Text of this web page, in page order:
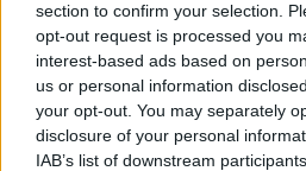
section to confirm your selection.
opt-out request is processed you
interest-based ads based on
us or personal information
your opt-out. You may separately
disclosure of your personal
IAB’s list of downstream
Navigation
de
l’article
Précédent